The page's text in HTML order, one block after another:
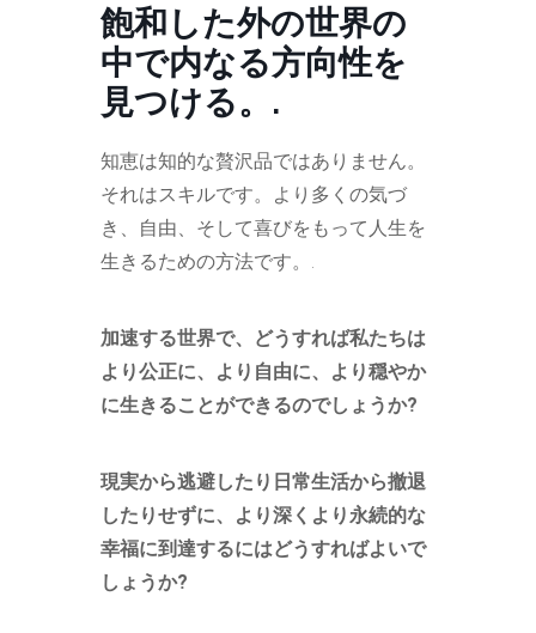
飽和した外の世界の
中で内なる方向性を
見つける。.
知恵は知的な贅沢品ではありません。
それはスキルです。より多くの気づ
き、自由、そして喜びをもって人生を
生きるための方法です。.
加速する世界で、どうすれば私たちは
より公正に、より自由に、より穏やか
に生きることができるのでしょうか?
現実から逃避したり日常生活から撤退
したりせずに、より深くより永続的な
幸福に到達するにはどうすればよいで
しょうか?